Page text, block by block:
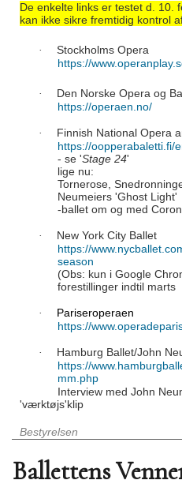
De enkelte links er testet d. 10.
kan ikke sikre fremtidig kontrol
·
Stockholms Opera
https://
·
Den Norske Opera og
https://operaen.no/
·
Finnish National Opera
https://oopperabaletti.fi/
- se 'Stage 24'
lige nu:
Tornerose,
Neumeiers 'Ghost Light'
-ballet om og med
·
New York City Ballet
https://
season
(Obs: kun i Google
forestillinger indtil marts
·
Pariseroperaen
https://
·
Hamburg Ballet/John
https://
mm.php
Interview med John
'værktøjs'klip
Bestyrelsen
Ballettens